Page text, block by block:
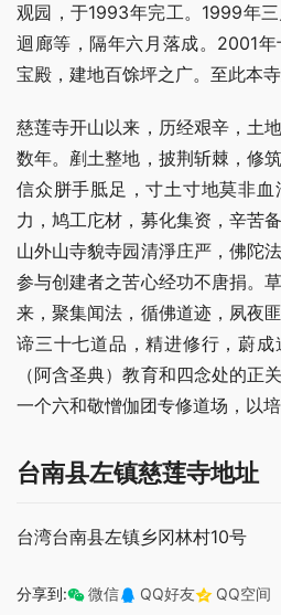
观园，于1993年完工。1999年三
迴廊等，隔年六月落成。2001
宝殿，建地百馀坪之广。至此本
慈莲寺开山以来，历经艰辛，土
数年。剷土整地，披荆斩棘，修
信众胼手胝足，寸土寸地莫非
力，鸠工庀材，募化集资，辛苦
山外山寺貌寺园清淨庄严，佛陀
参与创建者之苦心经功不唐捐。
来，聚集闻法，循佛道迹，夙夜
谛三十七道品，精进修行，蔚
（阿含圣典）教育和四念处的正
一个六和敬憎伽团专修道场，以
台南县左镇慈莲寺地址
台湾台南县左镇乡冈林村10号
分享到: 微信 QQ好友 QQ空间